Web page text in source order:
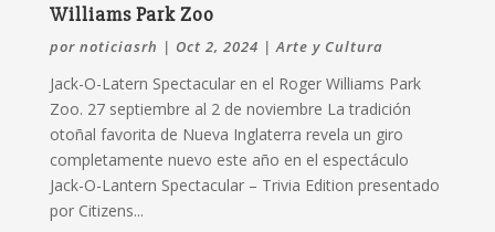
Williams Park Zoo
por noticiasrh | Oct 2, 2024 |Arte y Cultura
Jack-O-Latern Spectacular en el Roger Williams Park
Zoo. 27 septiembre al 2 de noviembre La tradición
otoñal favorita de Nueva Inglaterra revela un giro
completamente nuevo este año en el espectáculo
Jack-O-Lantern Spectacular – Trivia Edition presentado
por Citizens...